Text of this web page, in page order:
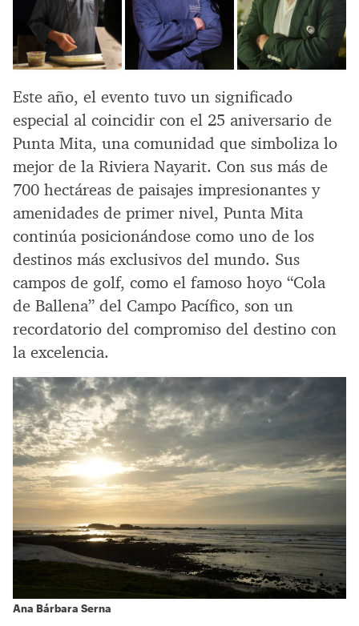
Este año, el evento tuvo un significado
especial al coincidir con el 25 aniversario de
Punta Mita, una comunidad que simboliza lo
mejor de la Riviera Nayarit. Con sus más de
700 hectáreas de paisajes impresionantes y
amenidades de primer nivel, Punta Mita
continúa posicionándose como uno de los
destinos más exclusivos del mundo. Sus
campos de golf, como el famoso hoyo “Cola
de Ballena” del Campo Pacífico, son un
recordatorio del compromiso del destino con
la excelencia.
Ana Bárbara Serna